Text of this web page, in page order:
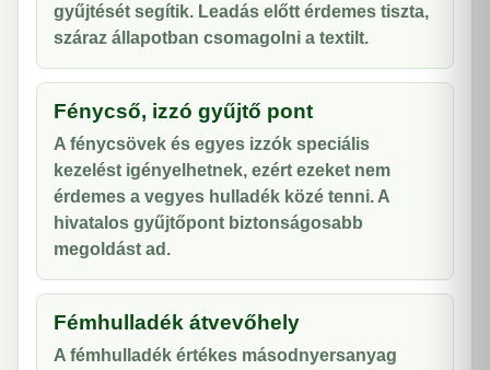
gyűjtését segítik. Leadás előtt érdemes tiszta,
száraz állapotban csomagolni a textilt.
Fénycső, izzó gyűjtő pont
A fénycsövek és egyes izzók speciális
kezelést igényelhetnek, ezért ezeket nem
érdemes a vegyes hulladék közé tenni. A
hivatalos gyűjtőpont biztonságosabb
megoldást ad.
Fémhulladék átvevőhely
A fémhulladék értékes másodnyersanyag